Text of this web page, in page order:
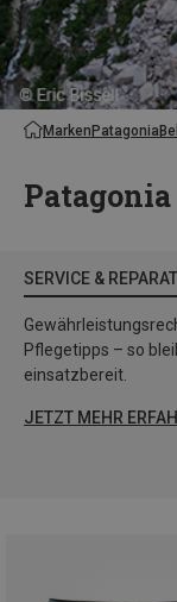
MarkenPatagonia
SERVICE &
Pflegetipps – so
einsatzbereit.
JETZT MEHR